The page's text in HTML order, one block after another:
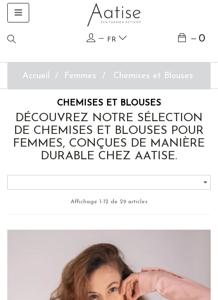
Basculer
la
0
FR
Accueil Femmes Chemises et Blouses
CHEMISES ET BLOUSES
DÉCOUVREZ NOTRE SÉLECTION
DE CHEMISES ET BLOUSES POUR
FEMMES, CONÇUES DE MANIÈRE
DURABLE CHEZ AATISE.

Affichage 1-12 de 29 articles